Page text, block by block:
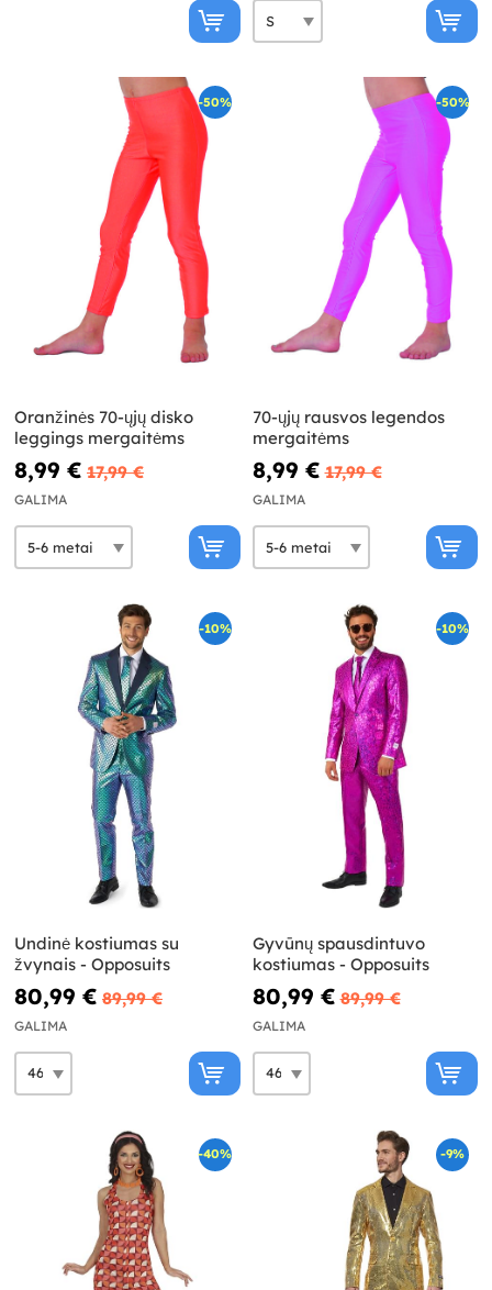
-50%
Oranžinės 70-ųjų disko
leggings mergaitėms
8,99 € 17,99 €
GALIMA
-50%
70-ųjų rausvos legendos
mergaitėms
8,99 € 17,99 €
GALIMA
-10%
Undinė kostiumas su
žvynais - Opposuits
80,99 € 89,99 €
GALIMA
-10%
Gyvūnų spausdintuvo
kostiumas - Opposuits
80,99 € 89,99 €
GALIMA
-40% -9%